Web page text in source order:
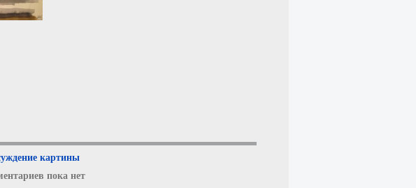
картины
пока нет